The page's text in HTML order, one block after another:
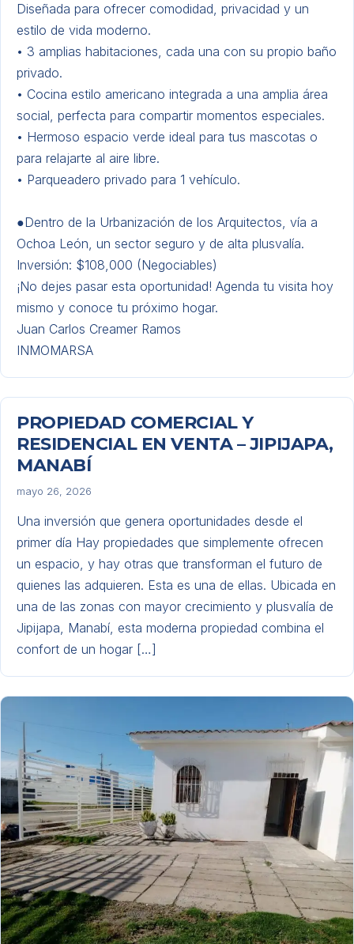
Diseñada para ofrecer comodidad, privacidad y un
estilo de vida moderno.
• 3 amplias habitaciones, cada una con su propio baño
privado.
​• Cocina estilo americano integrada a una amplia área
social, perfecta para compartir momentos especiales.
• ​Hermoso espacio verde ideal para tus mascotas o
para relajarte al aire libre.
• Parqueadero privado para 1 vehículo.
●Dentro de la Urbanización de los Arquitectos, vía a
Ochoa León, un sector seguro y de alta plusvalía.
​Inversión: $108,000 (Negociables)
​¡No dejes pasar esta oportunidad! Agenda tu visita hoy
mismo y conoce tu próximo hogar.
Juan Carlos Creamer Ramos
INMOMARSA
PROPIEDAD COMERCIAL Y
RESIDENCIAL EN VENTA – JIPIJAPA,
MANABÍ
mayo 26, 2026
Una inversión que genera oportunidades desde el
primer día Hay propiedades que simplemente ofrecen
un espacio, y hay otras que transforman el futuro de
quienes las adquieren. Esta es una de ellas. Ubicada en
una de las zonas con mayor crecimiento y plusvalía de
Jipijapa, Manabí, esta moderna propiedad combina el
confort de un hogar […]